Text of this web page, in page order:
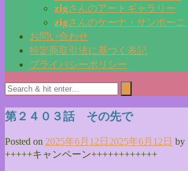
zigさんのアートギャラリー
zigさんのケーナ・サンポーニ
お問い合わせ
特定商取引法に基づく表記
プライバシーポリシー
第２４０３話 その先で
Posted on 2025年6月12日 2025年6月12日 by
+++++キャンペーン++++++++++++